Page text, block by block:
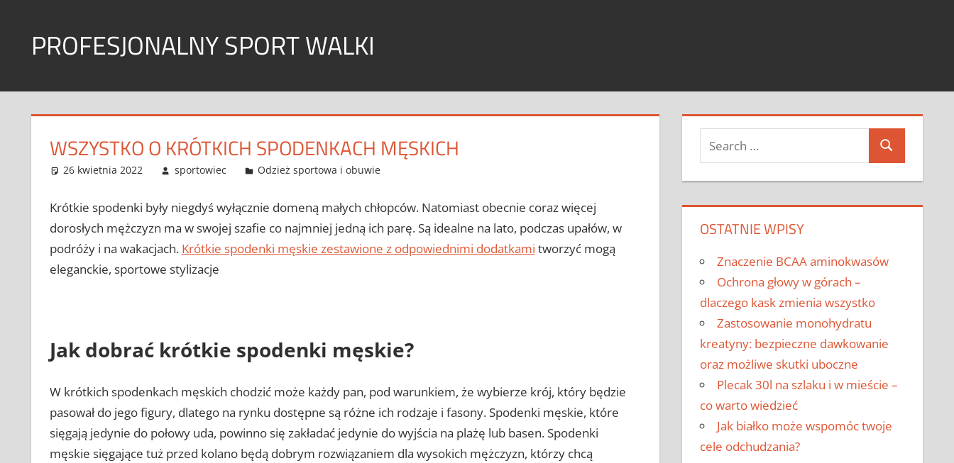
contentPROFESJONALNY SPORT WALKI
w
każdym
WSZYSTKO O KRÓTKICH SPODENKACH MĘSKICH
26 kwietnia 2022 sportowiec Odzież sportowa i obuwie
Krótkie spodenki były niegdyś wyłącznie domeną małych chłopców. Natomiast obecnie coraz więcej
dorosłych mężczyzn ma w swojej szafie co najmniej jedną ich parę. Są idealne na lato, podczas upałów, w
podróży i na wakacjach. Krótkie spodenki męskie zestawione z odpowiednimi dodatkami tworzyć mogą
eleganckie, sportowe stylizacje
Jak dobrać krótkie spodenki męskie?
W krótkich spodenkach męskich chodzić może każdy pan, pod warunkiem, że wybierze krój, który będzie
pasował do jego figury, dlatego na rynku dostępne są różne ich rodzaje i fasony. Spodenki męskie, które
sięgają jedynie do połowy uda, powinno się zakładać jedynie do wyjścia na plażę lub basen. Spodenki
męskie sięgające tuż przed kolano będą dobrym rozwiązaniem dla wysokich mężczyzn, którzy chcą
Search
for:
Search
OSTATNIE WPISY
Znaczenie BCAA aminokwasów
Ochrona głowy w górach –
dlaczego kask zmienia wszystko
Zastosowanie monohydratu
kreatyny: bezpieczne dawkowanie
oraz możliwe skutki uboczne
Plecak 30l na szlaku i w mieście –
co warto wiedzieć
Jak białko może wspomóc twoje
cele odchudzania?